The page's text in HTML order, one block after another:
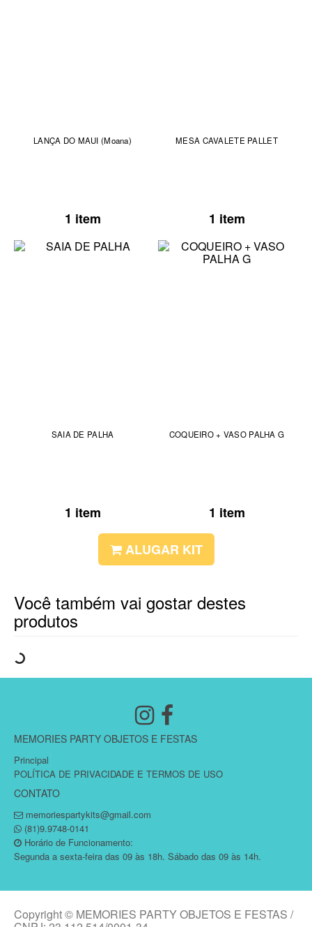
LANÇA DO MAUI (Moana)
1 item
MESA CAVALETE PALLET
1 item
SAIA DE PALHA
1 item
COQUEIRO + VASO PALHA G
1 item
ALUGAR KIT
Você também vai gostar destes
produtos
MEMORIES PARTY OBJETOS E FESTAS
Principal
POLÍTICA DE PRIVACIDADE E TERMOS DE USO
CONTATO
memoriespartykits@gmail.com
(81)9.9748-0141
Horário de Funcionamento:
Segunda a sexta-feira das 09 às 18h. Sábado das 09 às 14h.
Copyright © MEMORIES PARTY OBJETOS E FESTAS /